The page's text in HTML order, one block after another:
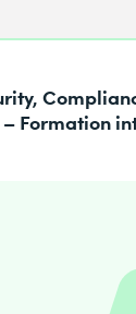
Formation